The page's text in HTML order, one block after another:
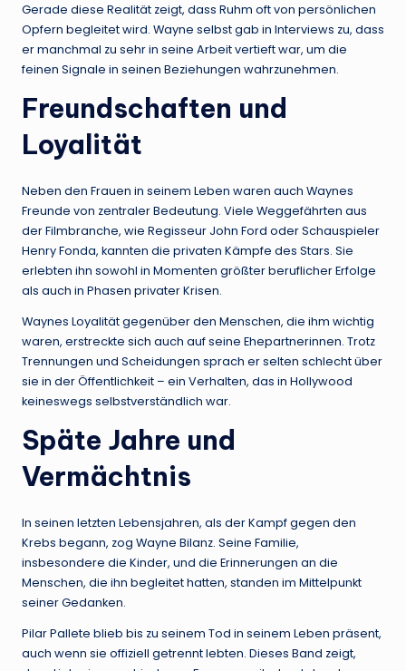
Gerade diese Realität zeigt, dass Ruhm oft von persönlichen
Opfern begleitet wird. Wayne selbst gab in Interviews zu, dass
er manchmal zu sehr in seine Arbeit vertieft war, um die
feinen Signale in seinen Beziehungen wahrzunehmen.
Freundschaften und
Loyalität
Neben den Frauen in seinem Leben waren auch Waynes
Freunde von zentraler Bedeutung. Viele Weggefährten aus
der Filmbranche, wie Regisseur John Ford oder Schauspieler
Henry Fonda, kannten die privaten Kämpfe des Stars. Sie
erlebten ihn sowohl in Momenten größter beruflicher Erfolge
als auch in Phasen privater Krisen.
Waynes Loyalität gegenüber den Menschen, die ihm wichtig
waren, erstreckte sich auch auf seine Ehepartnerinnen. Trotz
Trennungen und Scheidungen sprach er selten schlecht über
sie in der Öffentlichkeit – ein Verhalten, das in Hollywood
keineswegs selbstverständlich war.
Späte Jahre und
Vermächtnis
In seinen letzten Lebensjahren, als der Kampf gegen den
Krebs begann, zog Wayne Bilanz. Seine Familie,
insbesondere die Kinder, und die Erinnerungen an die
Menschen, die ihn begleitet hatten, standen im Mittelpunkt
seiner Gedanken.
Pilar Pallete blieb bis zu seinem Tod in seinem Leben präsent,
auch wenn sie offiziell getrennt lebten. Dieses Band zeigt,